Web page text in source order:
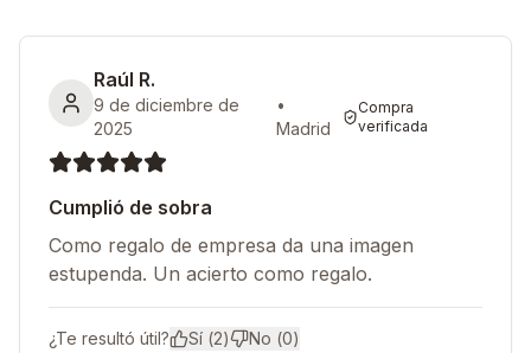
Raúl R.
9 de diciembre de
2025
•
Madrid
Compra
verificada
Cumplió de sobra
Como regalo de empresa da una imagen
estupenda. Un acierto como regalo.
¿Te resultó útil? Sí (2) No (0)